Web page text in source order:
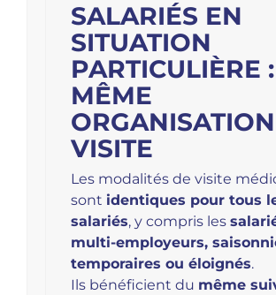
SALARIÉS EN
SITUATION
PARTICULIÈRE :
MÊME
VISITE
Les modalités de visite
sont identiques pour tous
salariés, y compris les
multi-employeurs,
temporaires ou éloignés.
Ils bénéficient du même